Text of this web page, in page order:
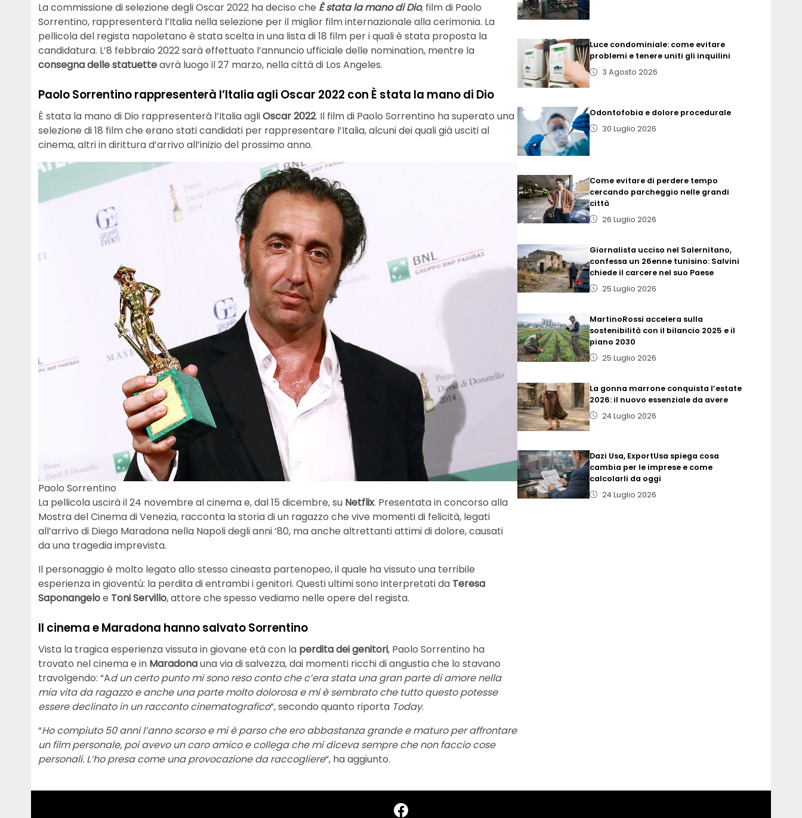
La commissione di selezione degli Oscar 2022 ha deciso che È stata la mano di Dio, film di Paolo
Sorrentino, rappresenterà l’Italia nella selezione per il miglior film internazionale alla cerimonia. La
pellicola del regista napoletano è stata scelta in una lista di 18 film per i quali è stata proposta la
candidatura. L’8 febbraio 2022 sarà effettuato l’annuncio ufficiale delle nomination, mentre la
consegna delle statuetteavrà luogo il 27 marzo, nella città di Los Angeles.
Paolo Sorrentino rappresenterà l’Italia agli Oscar 2022 con È stata la mano di Dio
È stata la mano di Dio rappresenterà l’Italia agliOscar 2022. Il film di Paolo Sorrentino ha superato una
selezione di 18 film che erano stati candidati per rappresentare l’Italia, alcuni dei quali già usciti al
cinema, altri in dirittura d’arrivo all’inizio del prossimo anno.
Paolo Sorrentino
La pellicola uscirà il 24 novembre al cinema e, dal 15 dicembre, su Netflix. Presentata in concorso alla
Mostra del Cinema di Venezia, racconta la storia di un ragazzo che vive momenti di felicità, legati
all’arrivo di Diego Maradona nella Napoli degli anni ’80, ma anche altrettanti attimi di dolore, causati
da una tragedia imprevista.
Il personaggio è molto legato allo stesso cineasta partenopeo, il quale ha vissuto una terribile
esperienza in gioventù: la perdita di entrambi i genitori. Questi ultimi sono interpretati da Teresa
Saponangeloe Toni Servillo, attore che spesso vediamo nelle opere del regista.
Il cinema e Maradona hanno salvato Sorrentino
Vista la tragica esperienza vissuta in giovane età con la perdita dei genitori, Paolo Sorrentino ha
trovato nel cinema e in Maradonauna via di salvezza, dai momenti ricchi di angustia che lo stavano
travolgendo: “Ad un certo punto mi sono reso conto che c’era stata una gran parte di amore nella
mia vita da ragazzo e anche una parte molto dolorosa e mi è sembrato che tutto questo potesse
essere declinato in un racconto cinematografico“, secondo quanto riporta Today.
“Ho compiuto 50 anni l’anno scorso e mi è parso che ero abbastanza grande e maturo per affrontare
un film personale, poi avevo un caro amico e collega che mi diceva sempre che non faccio cose
personali. L’ho presa come una provocazione da raccogliere“, ha aggiunto.
Luce condominiale: come evitare
problemi e tenere uniti gli inquilini
3 Agosto 2026
Odontofobia e dolore procedurale
30 Luglio 2026
Come evitare di perdere tempo
cercando parcheggio nelle grandi
città
26 Luglio 2026
Giornalista ucciso nel Salernitano,
confessa un 26enne tunisino: Salvini
chiede il carcere nel suo Paese
25 Luglio 2026
MartinoRossi accelera sulla
sostenibilità con il bilancio 2025 e il
piano 2030
25 Luglio 2026
La gonna marrone conquista l’estate
2026: il nuovo essenziale da avere
24 Luglio 2026
Dazi Usa, ExportUsa spiega cosa
cambia per le imprese e come
calcolarli da oggi
24 Luglio 2026